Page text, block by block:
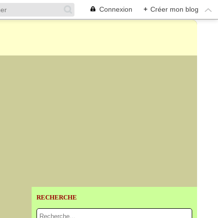
Connexion + Créer mon blog
RECHERCHE